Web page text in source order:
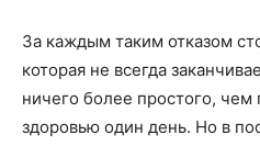
За каждым таким отказом
которая не всегда
ничего более простого, чем
здоровью один день. Но в